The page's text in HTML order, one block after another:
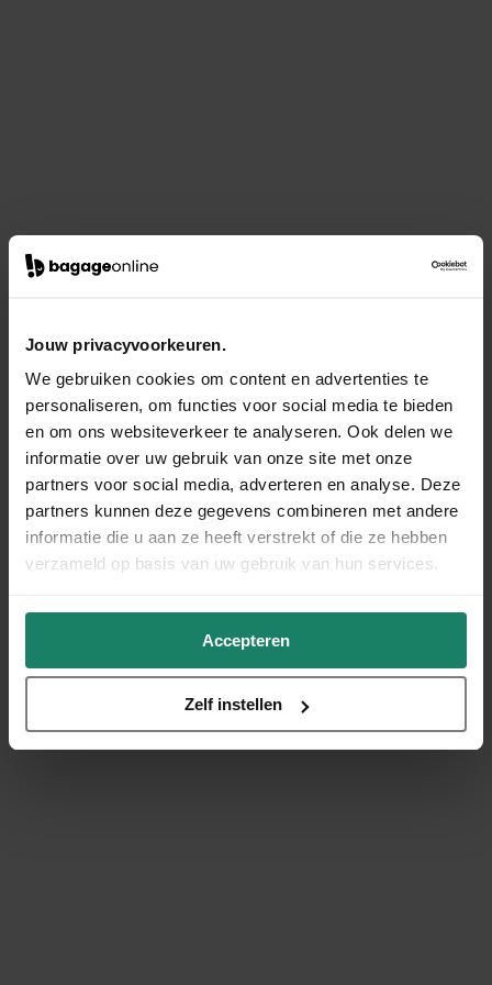
Jouw privacyvoorkeuren.
We gebruiken cookies om content en advertenties te
personaliseren, om functies voor social media te bieden
en om ons websiteverkeer te analyseren. Ook delen we
informatie over uw gebruik van onze site met onze
partners voor social media, adverteren en analyse. Deze
partners kunnen deze gegevens combineren met andere
informatie die u aan ze heeft verstrekt of die ze hebben
verzameld op basis van uw gebruik van hun services.
Accepteren
Zelf instellen